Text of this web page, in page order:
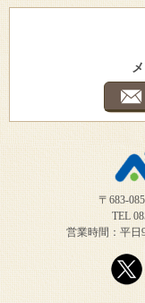
〒683-
TEL
営業時間：平日